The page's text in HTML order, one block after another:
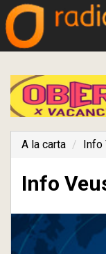
A la carta Info
Info